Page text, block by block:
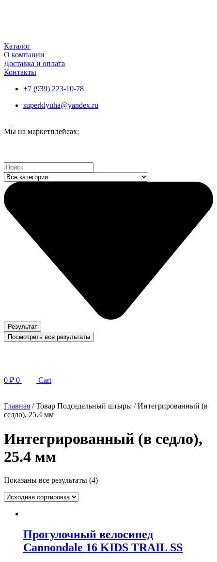
Каталог
О компании
Доставка и оплата
Контакты
+7 (939) 223-10-78
superklyuha@yandex.ru
Мы на маркетплейсах:
Search
...
Результат
Посмотреть все результаты
0 ₽ 0 Cart
Главная / Товар Подседельный штырь: / Интегрированный (в
седло), 25.4 мм
Интегрированный (в седло),
25.4 мм
Показаны все результаты (4)
Прогулочный велосипед
Cannondale 16 KIDS TRAIL SS